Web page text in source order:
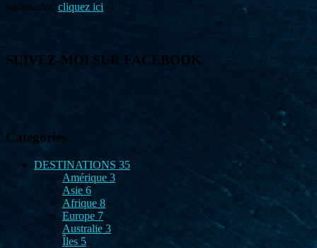
partenariat, cliquez ici.
SUIVEZ-MOI SUR FACEBOOK
Categories
DESTINATIONS 35
Amérique 3
Asie 6
Afrique 8
Europe 7
Australie 3
Îles 5